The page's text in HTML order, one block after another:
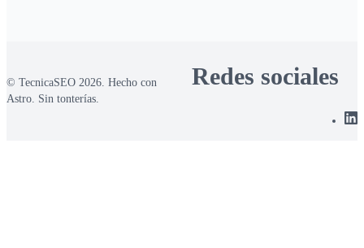
© TecnicaSEO 2026. Hecho con
Astro. Sin tonterías.
Redes sociales